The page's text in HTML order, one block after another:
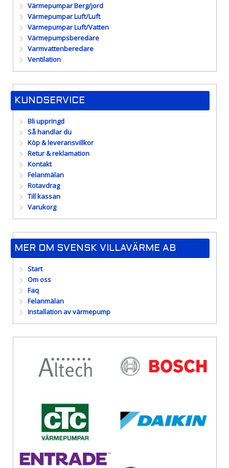
Värmepumpar Berg/jord
Värmepumpar Luft/Luft
Värmepumpar Luft/Vatten
Värmepumpsberedare
Varmvattenberedare
Ventilation
KUNDSERVICE
Bli uppringd
Så handlar du
Köp & leveransvillkor
Retur & reklamation
Kontakt
Felanmälan
Rotavdrag
Till kassan
Varukorg
MER OM SVENSK VILLAVÄRME AB
Start
Om oss
Faq
Felanmälan
Installation av värmepump